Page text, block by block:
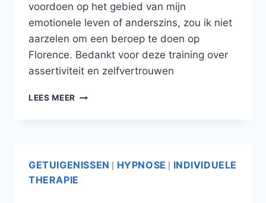
voordoen op het gebied van mijn
emotionele leven of anderszins, zou ik niet
aarzelen om een ​​beroep te doen op
Florence. Bedankt voor deze training over
assertiviteit en zelfvertrouwen
LEES MEER
GETUIGENISSEN HYPNOSE
INDIVIDUELE
THERAPIE